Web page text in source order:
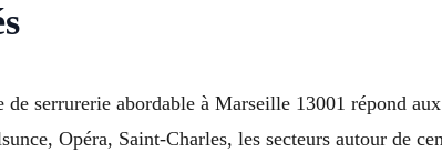
de serrurerie abordable à Marseille 13001 répond
Opéra, Saint-Charles, les secteurs autour de